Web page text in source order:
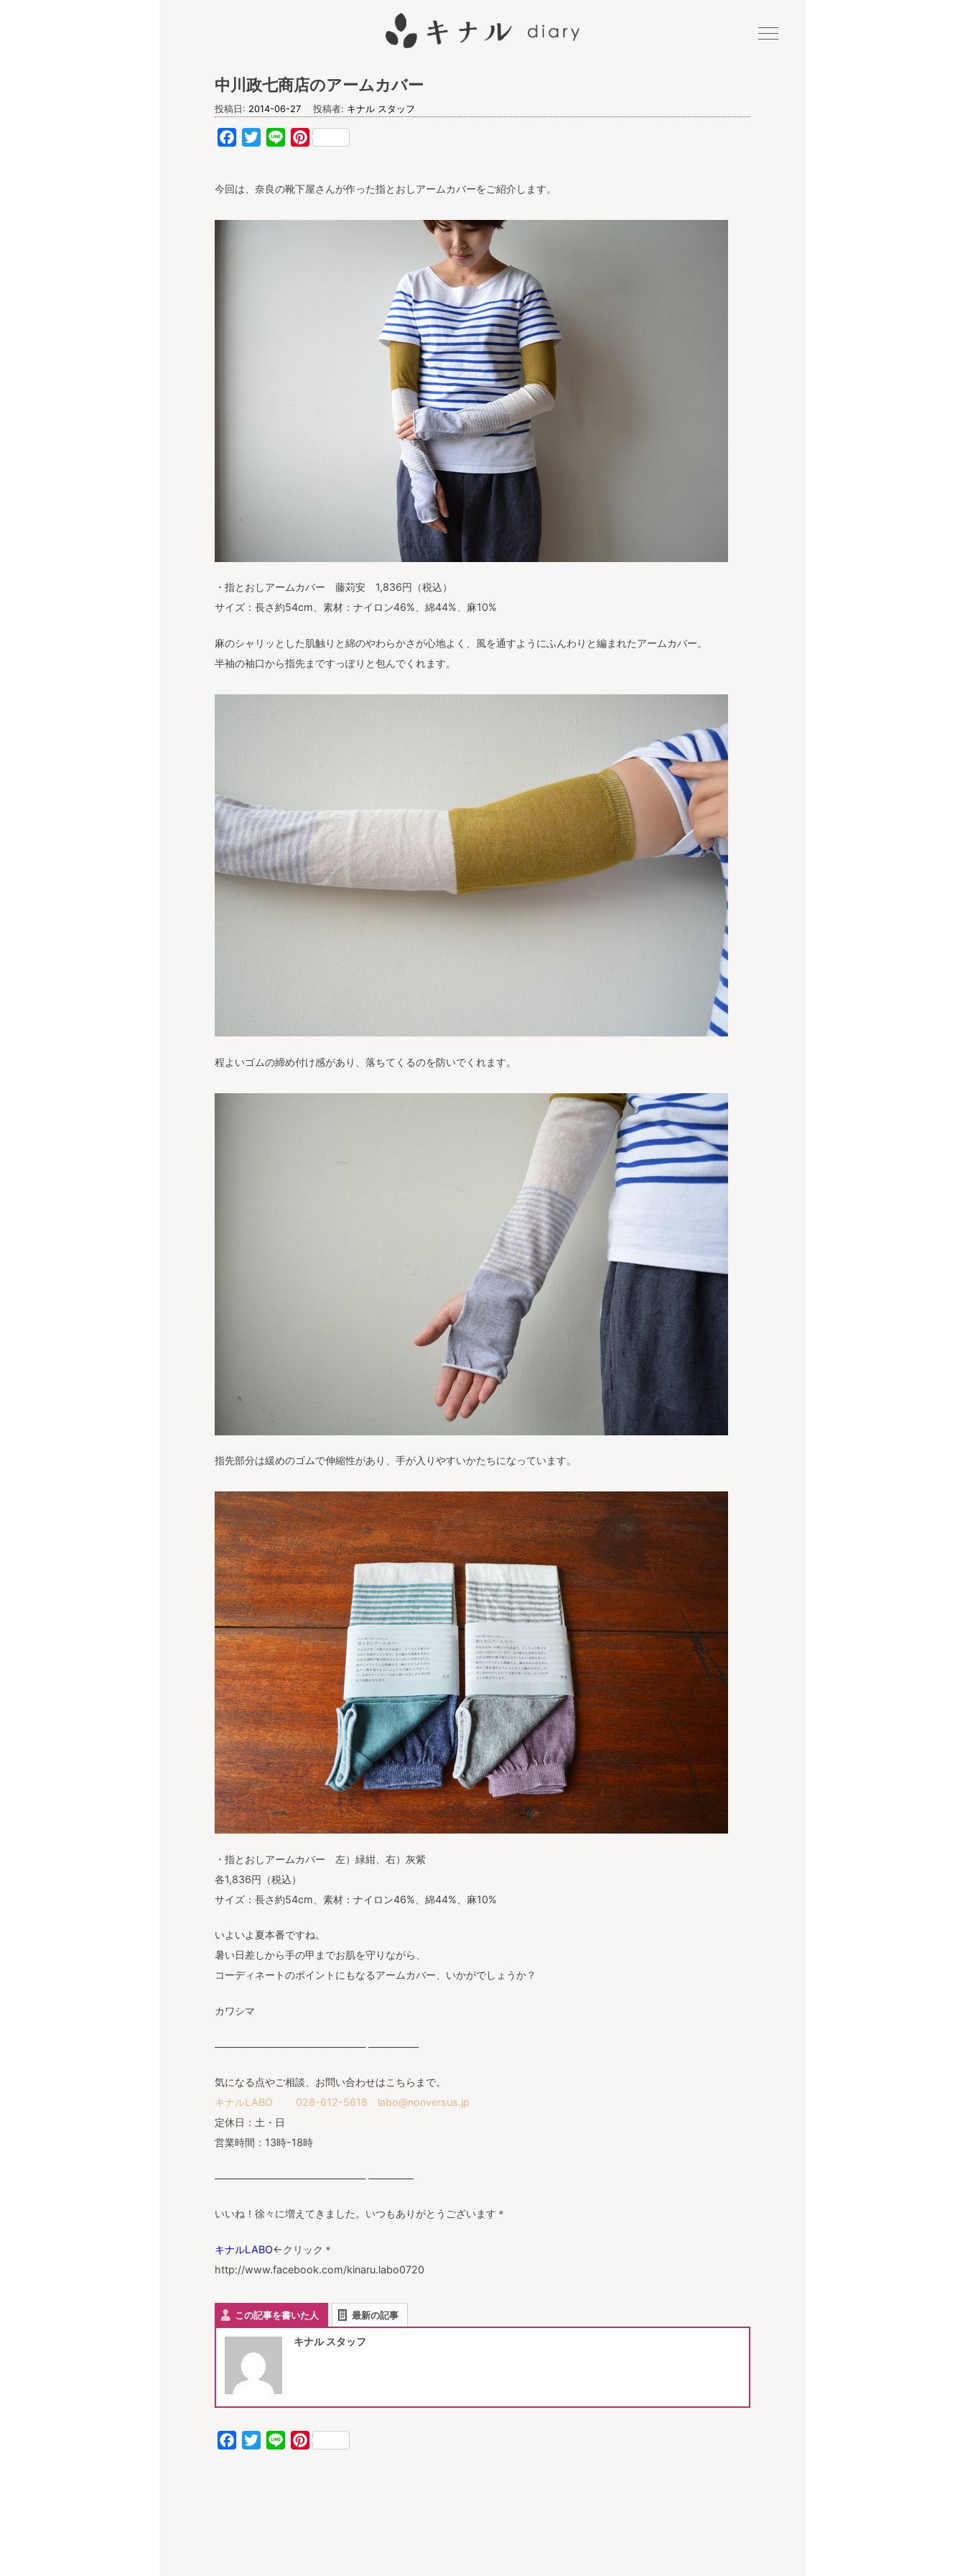
キナル diary
中川政七商店のアームカバー
投稿日: 2014-06-27 投稿者: キナル スタッフ
FacebookTwitterLine Pinterest
今回は、奈良の靴下屋さんが作った指とおしアームカバーをご紹介します。
・指とおしアームカバー 藤苅安 1,836円（税込）
サイズ：長さ約54cm、素材：ナイロン46%、綿44%、麻10%
麻のシャリッとした肌触りと綿のやわらかさが心地よく、風を通すようにふんわりと編まれたアームカバー。
半袖の袖口から指先まですっぽりと包んでくれます。
程よいゴムの締め付け感があり、落ちてくるのを防いでくれます。
指先部分は緩めのゴムで伸縮性があり、手が入りやすいかたちになっています。
・指とおしアームカバー 左）緑紺、右）灰紫
各1,836円（税込）
サイズ：長さ約54cm、素材：ナイロン46%、綿44%、麻10%
いよいよ夏本番ですね。
暑い日差しから手の甲までお肌を守りながら、
コーディネートのポイントにもなるアームカバー、いかがでしょうか？
カワシマ
——————————————— —————
気になる点やご相談、お問い合わせはこちらまで。
キナルLABO 028-612-5618 labo@nonversus.jp
定休日：土・日
営業時間：13時-18時
——————————————— ————–
いいね！徐々に増えてきました。いつもありがとうございます＊
キナルLABO←クリック＊
http://www.facebook.com/kinaru.labo0720
この記事を書いた人 最新の記事
キナル スタッフ
FacebookTwitterLine Pinterest